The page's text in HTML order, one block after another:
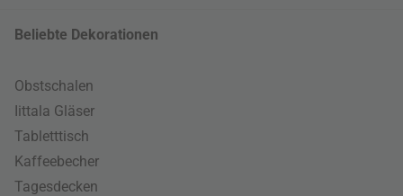
Beliebte Dekorationen
Obstschalen
Iittala Gläser
Tabletttisch
Kaffeebecher
Tagesdecken